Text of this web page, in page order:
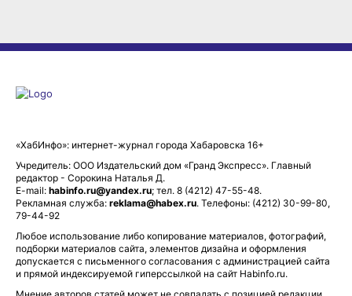
редактор - Сорокина Наталья Д.
E-mail:habinfo.ru@yandex.ru; тел. 8 (4212) 47-55-48.
Рекламная служба:reklama@habex.ru. Телефоны: (4212) 30-99-80,
79-44-92
подборки материалов сайта, элементов дизайна и оформления
допускается с письменного согласования с администрацией сайта
и прямой индексируемой гиперссылкой на сайт Habinfo.ru.